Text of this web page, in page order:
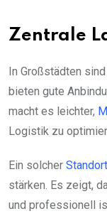
Zentrale
In Großstädten
bieten gute
macht es leichter,
Logistik zu
Ein solcher Standort
stärken. Es zeigt,
und professionell